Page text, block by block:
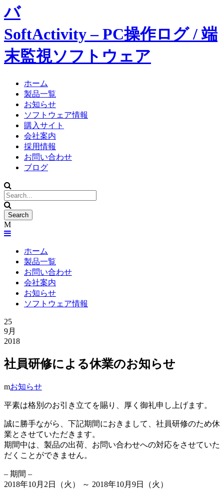
バ
SoftActivity – PC操作ログ / 端
末監視ソフトウェア
ホーム
製品一覧
お知らせ
ソフトウェア情報
購入サイト
会社案内
採用情報
お問い合わせ
ブログ
ホーム
製品一覧
お問い合わせ
会社案内
お知らせ
ソフトウェア情報
25
9月
2018
社員研修による休業のお知らせ
お知らせ
平素は格別のお引き立てを賜り、厚く御礼申し上げます。
誠に勝手ながら、下記期間におきまして、社員研修のため休
業とさせていただきます。
期間中は、製品の出荷、お問い合わせへの対応をさせていた
だくことができません。
– 期間 –
2018年10月2日（火） ～ 2018年10月9日（火）